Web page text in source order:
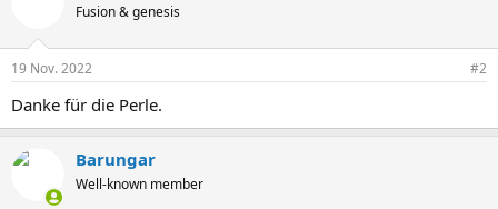
e
:
Fusion & genesis
19 Nov. 2022 #2
Danke für die Perle.
Barungar
Well-known member